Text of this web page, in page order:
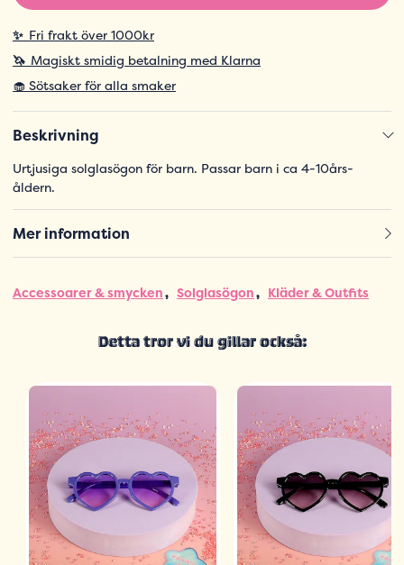
✨ Fri frakt över 1000kr
🦄 Magiskt smidig betalning med Klarna
🧁 Sötsaker för alla smaker
Beskrivning
Urtjusiga solglasögon för barn. Passar barn i ca 4-10års-
åldern.
Mer information
Accessoarer & smycken Solglasögon Kläder & Outfits
Detta tror vi du gillar också: